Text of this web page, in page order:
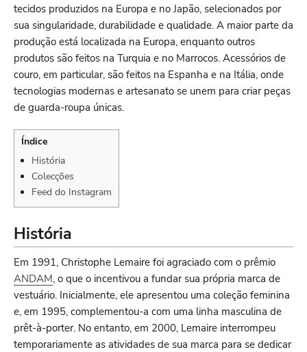
tecidos produzidos na Europa e no Japão, selecionados por
sua singularidade, durabilidade e qualidade. A maior parte da
produção está localizada na Europa, enquanto outros
produtos são feitos na Turquia e no Marrocos. Acessórios de
couro, em particular, são feitos na Espanha e na Itália, onde
tecnologias modernas e artesanato se unem para criar peças
de guarda-roupa únicas.
Índice
História
Colecções
Feed do Instagram
História
Em 1991, Christophe Lemaire foi agraciado com o prêmio
ANDAM, o que o incentivou a fundar sua própria marca de
vestuário. Inicialmente, ele apresentou uma coleção feminina
e, em 1995, complementou-a com uma linha masculina de
prêt-à-porter. No entanto, em 2000, Lemaire interrompeu
temporariamente as atividades de sua marca para se dedicar